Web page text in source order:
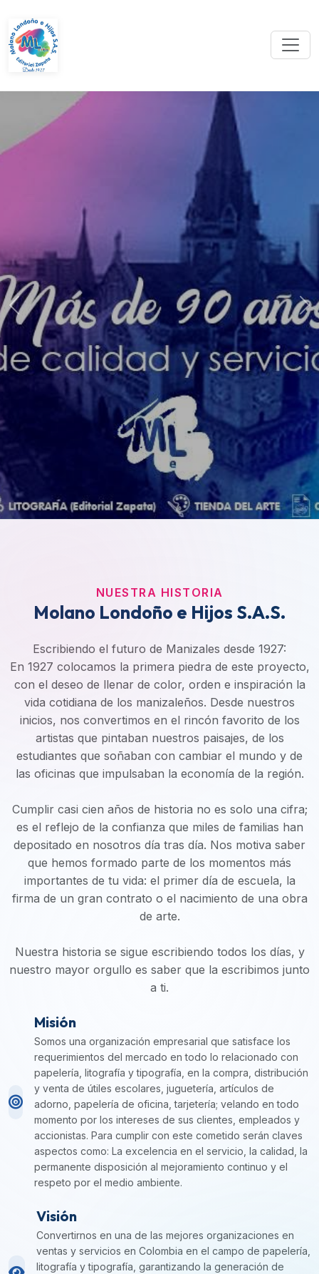
NUESTRA HISTORIA
Molano Londoño e Hijos S.A.S.
Escribiendo el futuro de Manizales desde 1927:
En 1927 colocamos la primera piedra de este proyecto,
con el deseo de llenar de color, orden e inspiración la
vida cotidiana de los manizaleños. Desde nuestros
inicios, nos convertimos en el rincón favorito de los
artistas que pintaban nuestros paisajes, de los
estudiantes que soñaban con cambiar el mundo y de
las oficinas que impulsaban la economía de la región.
Cumplir casi cien años de historia no es solo una cifra;
es el reflejo de la confianza que miles de familias han
depositado en nosotros día tras día. Nos motiva saber
que hemos formado parte de los momentos más
importantes de tu vida: el primer día de escuela, la
firma de un gran contrato o el nacimiento de una obra
de arte.
Nuestra historia se sigue escribiendo todos los días, y
nuestro mayor orgullo es saber que la escribimos junto
a ti.
Misión
Somos una organización empresarial que satisface los
requerimientos del mercado en todo lo relacionado con
papelería, litografía y tipografía, en la compra, distribución
y venta de útiles escolares, juguetería, artículos de
adorno, papelería de oficina, tarjetería; velando en todo
momento por los intereses de sus clientes, empleados y
accionistas. Para cumplir con este cometido serán claves
aspectos como: La excelencia en el servicio, la calidad, la
permanente disposición al mejoramiento continuo y el
respeto por el medio ambiente.
Visión
Convertirnos en una de las mejores organizaciones en
ventas y servicios en Colombia en el campo de papelería,
litografía y tipografía, garantizando la generación de